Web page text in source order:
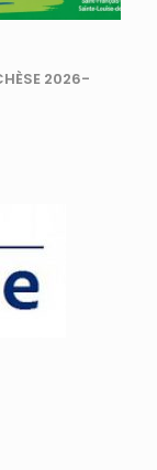
2026-